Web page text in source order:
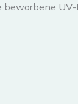
beworbene